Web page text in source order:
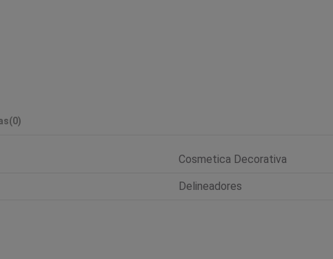
(0)
Cosmetica Decorativa
Delineadores